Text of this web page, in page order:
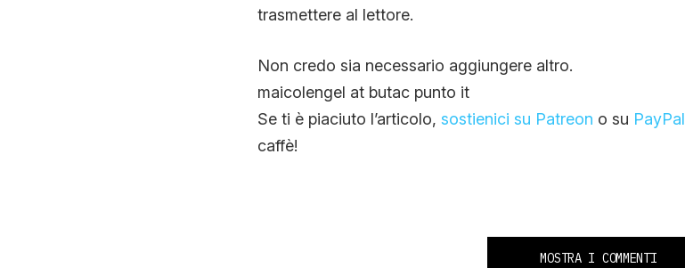
trasmettere al lettore.
Non credo sia necessario aggiungere altro.
maicolengel at butac punto it
Se ti è piaciuto l’articolo, sostienici su Patreon o su PayPal
caffè!
MOSTRA I COMMENTI